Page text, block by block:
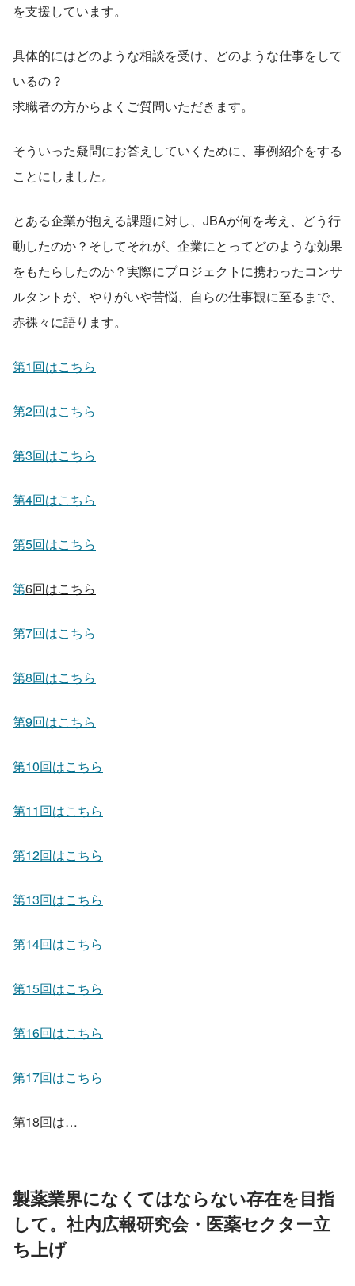
を支援しています。
具体的にはどのような相談を受け、どのような仕事をして
いるの？
求職者の方からよくご質問いただきます。
そういった疑問にお答えしていくために、事例紹介をする
ことにしました。
とある企業が抱える課題に対し、JBAが何を考え、どう行
動したのか？そしてそれが、企業にとってどのような効果
をもたらしたのか？実際にプロジェクトに携わったコンサ
ルタントが、やりがいや苦悩、自らの仕事観に至るまで、
赤裸々に語ります。
第1回はこちら
第2回はこちら
第3回はこちら
第4回はこちら
第5回はこちら
第6回はこちら
第7回はこちら
第8回はこちら
第9回はこちら
第10回はこちら
第11回はこちら
第12回はこちら
第13回はこちら
第14回はこちら
第15回はこちら
第16回はこちら
第17回はこちら
第18回は…
製薬業界になくてはならない存在を目指
して。社内広報研究会・医薬セクター立
ち上げ